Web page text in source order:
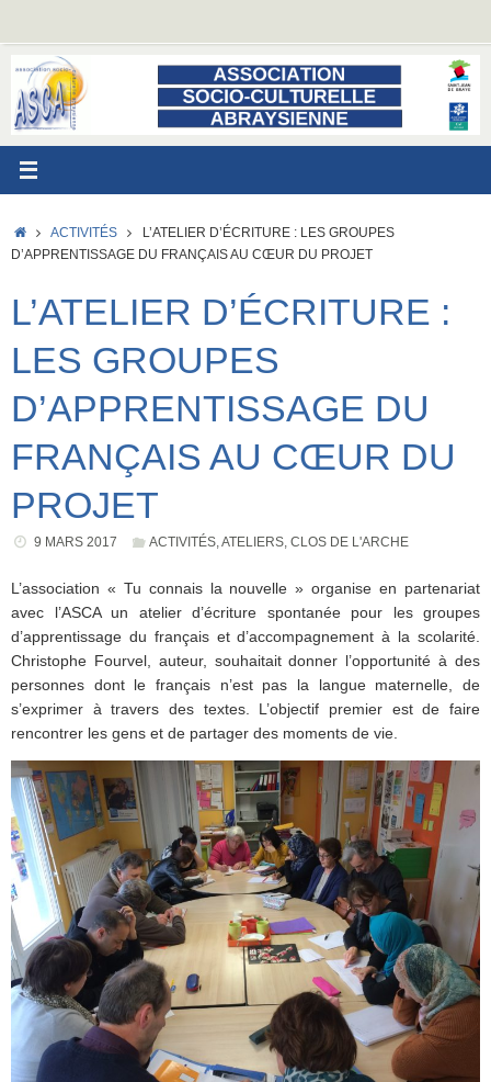
contenu
ACCUEIL
ACTIVITÉS
L’ATELIER D’ÉCRITURE : LES GROUPES
D’APPRENTISSAGE DU FRANÇAIS AU CŒUR DU PROJET
L’ATELIER D’ÉCRITURE :
LES GROUPES
D’APPRENTISSAGE DU
FRANÇAIS AU CŒUR DU
PROJET
9 MARS 2017 ACTIVITÉS ,ATELIERS ,CLOS DE L'ARCHE
L’association « Tu connais la nouvelle » organise en partenariat
avec l’ASCA un atelier d’écriture spontanée pour les groupes
d’apprentissage du français et d’accompagnement à la scolarité.
Christophe Fourvel, auteur, souhaitait donner l’opportunité à des
personnes dont le français n’est pas la langue maternelle, de
s’exprimer à travers des textes. L’objectif premier est de faire
rencontrer les gens et de partager des moments de vie.